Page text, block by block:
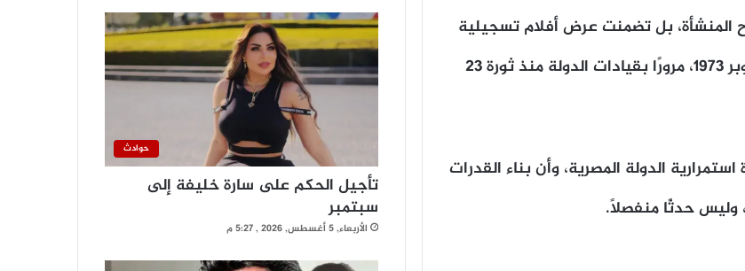
المنشأة، بل تضمنت عرض أفلام تسجيلية
استحضرت محطات تاريخية بارزة، بداية من حرب أكتوبر 1973، مرورًا بقيادات الدولة منذ ثورة 23
الدولة المصرية، وأن بناء القدرات
وليس حدثًا منفصلًا.
حوادث
تأجيل الحكم على سارة خليفة إلى
سبتمبر
الأربعاء, 5 أغسطس, 2026 , 5:27 م